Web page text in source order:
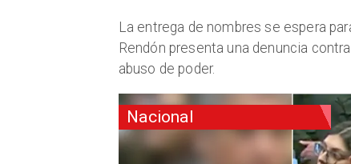
Nacional
​La entrega de nombres se espera
Rendón presenta una denuncia
abuso de poder.